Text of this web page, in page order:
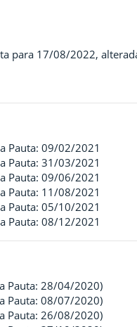
para 17/08/2022,
Pauta: 09/02/2021
Pauta: 31/03/2021
Pauta: 09/06/2021
Pauta: 11/08/2021
Pauta: 05/10/2021
Pauta: 08/12/2021
Pauta: 28/04/2020)
Pauta: 08/07/2020)
Pauta: 26/08/2020)